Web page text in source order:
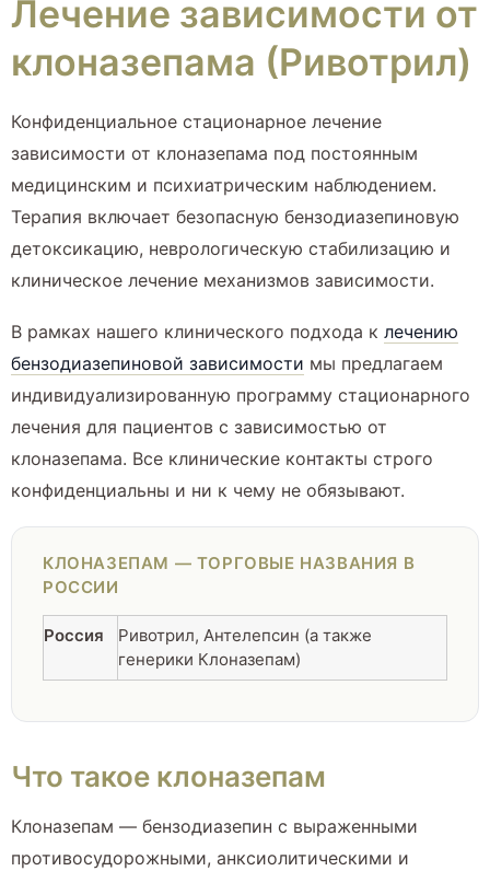
Лечение зависимости от
клоназепама (Ривотрил)
Конфиденциальное стационарное лечение
зависимости от клоназепама под постоянным
медицинским и психиатрическим наблюдением.
Терапия включает безопасную бензодиазепиновую
детоксикацию, неврологическую стабилизацию и
клиническое лечение механизмов зависимости.
В рамках нашего клинического подхода к лечению
бензодиазепиновой зависимости мы предлагаем
индивидуализированную программу стационарного
лечения для пациентов с зависимостью от
клоназепама. Все клинические контакты строго
конфиденциальны и ни к чему не обязывают.
КЛОНАЗЕПАМ — ТОРГОВЫЕ НАЗВАНИЯ В
РОССИИ
Россия
Ривотрил, Антелепсин (а также
генерики Клоназепам)
Что такое клоназепам
Клоназепам — бензодиазепин с выраженными
противосудорожными, анксиолитическими и